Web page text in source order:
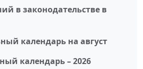
в законодательстве в
календарь на август
календарь – 2026